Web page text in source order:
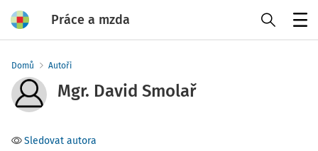
Práce a mzda
Domů Autoři
Mgr. David Smolař
Sledovat autora